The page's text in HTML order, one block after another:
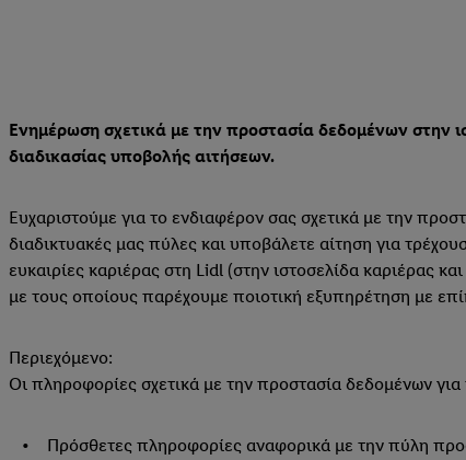
Ενημέρωση σχετικά με την προστασία δεδομένων στην
διαδικασίας υποβολής αιτήσεων.
Ευχαριστούμε για το ενδιαφέρον σας σχετικά με την
διαδικτυακές μας πύλες και υποβάλετε αίτηση για
ευκαιρίες καριέρας στη Lidl (στην ιστοσελίδα
με τους οποίους παρέχουμε ποιοτική εξυπηρέτηση με
Περιεχόμενο:
Οι πληροφορίες σχετικά με την προστασία δεδομένων
• Πρόσθετες πληροφορίες αναφορικά με την πύλη